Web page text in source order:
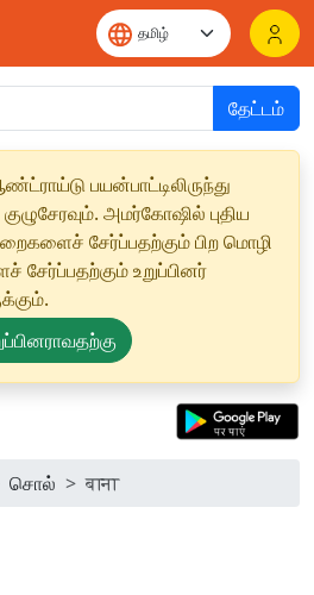
தேட்டம்
பயன்பாட்டிலிருந்து
அமர்கோஷில் புதிய
சேர்ப்பதற்கும் பிற மொழி
உறுப்பினர்
சொல் बाना